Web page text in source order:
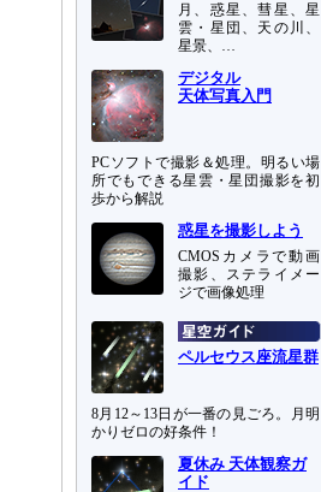
月、惑星、彗星、星
雲・星団、天の川、
星景、…
デジタル
天体写真入門
PCソフトで撮影＆処理。明るい場
所でもできる星雲・星団撮影を初
歩から解説
惑星を撮影しよう
CMOSカメラで動画
撮影、ステライメー
ジで画像処理
ペルセウス座流星群
8月12～13日が一番の見ごろ。月明
かりゼロの好条件！
夏休み 天体観察ガ
イド